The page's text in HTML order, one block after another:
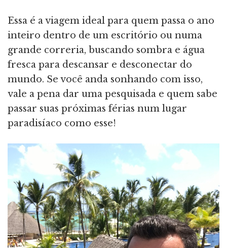
Essa é a viagem ideal para quem passa o ano
inteiro dentro de um escritório ou numa
grande correria, buscando sombra e água
fresca para descansar e desconectar do
mundo. Se você anda sonhando com isso,
vale a pena dar uma pesquisada e quem sabe
passar suas próximas férias num lugar
paradisíaco como esse!